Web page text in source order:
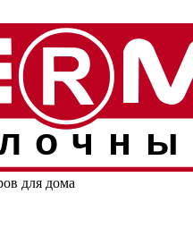
для дома